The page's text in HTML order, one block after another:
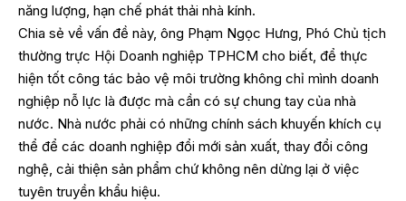
năng lượng, hạn chế phát thải nhà kính.
Chia sẻ về vấn đề này, ông Phạm Ngọc Hưng, Phó Chủ tịch
thường trực Hội Doanh nghiệp TPHCM cho biết, để thực
hiện tốt công tác bảo vệ môi trường không chỉ mình doanh
nghiệp nỗ lực là được mà cần có sự chung tay của nhà
nước. Nhà nước phải có những chính sách khuyến khích cụ
thể để các doanh nghiệp đổi mới sản xuất, thay đổi công
nghệ, cải thiện sản phẩm chứ không nên dừng lại ở việc
tuyên truyền khẩu hiệu.